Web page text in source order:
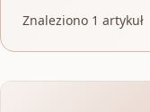
Znaleziono 1 artykuł